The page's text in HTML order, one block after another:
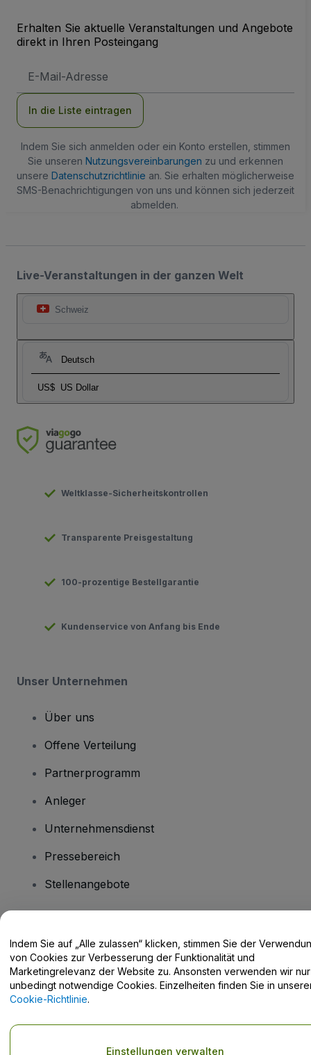
Erhalten Sie aktuelle Veranstaltungen und Angebote
direkt in Ihren Posteingang
Mail-
In die Liste eintragen
Indem Sie sich anmelden oder ein Konto erstellen, stimmen
Sie unseren Nutzungsvereinbarungen zu und erkennen
unsere Datenschutzrichtlinie an. Sie erhalten möglicherweise
SMS-Benachrichtigungen von uns und können sich jederzeit
abmelden.
Live-Veranstaltungen in der ganzen Welt
Schweiz
Deutsch
US$ US Dollar
Weltklasse-Sicherheitskontrollen
Transparente Preisgestaltung
100-prozentige Bestellgarantie
Kundenservice von Anfang bis Ende
Unser Unternehmen
Über uns
Offene Verteilung
Partnerprogramm
Anleger
Unternehmensdienst
Pressebereich
Stellenangebote
Hilfe-Center / Kontakt
Urheberrecht © viagogo GmbH 2026 Angaben zum Unternehmen
Indem Sie auf „Alle zulassen“ klicken, stimmen Sie der
von Cookies zur Verbesserung der Funktionalität und
Marketingrelevanz der Website zu. Ansonsten verwenden wir nur
unbedingt notwendige Cookies. Einzelheiten finden Sie in
Cookie-Richtlinie.
Einstellungen verwalten